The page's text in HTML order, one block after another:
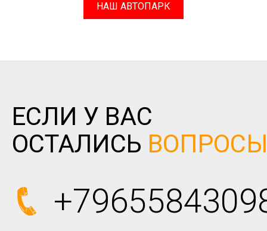
НАШ АВТОПАРК
ЕСЛИ У ВАС
ОСТАЛИСЬ